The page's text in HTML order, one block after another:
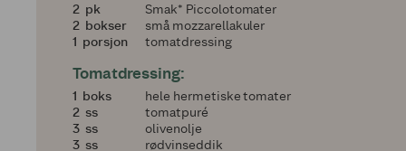
2
2 pk
Smak* Piccolotomater
2
2 bokser
små mozzarellakuler
11 porsjon tomatdressing
Tomatdressing:
11 boks
hele hermetiske tomater
2
2 ss
tomatpuré
3
3 ss
olivenolje
3
3 ss
rødvinseddik